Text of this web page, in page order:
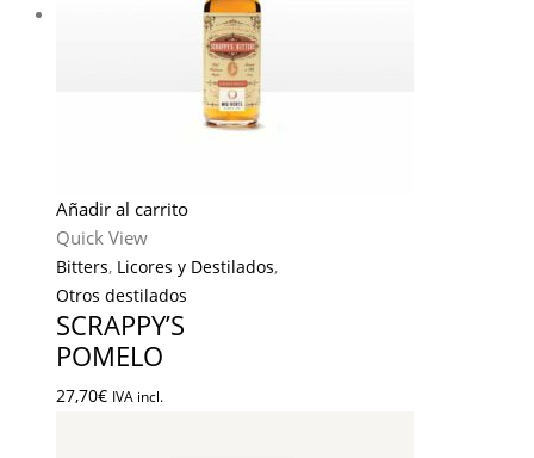
Añadir al carrito
Quick View
Bitters, Licores y Destilados,
Otros destilados
SCRAPPY’S
POMELO
27,70€ IVA incl.